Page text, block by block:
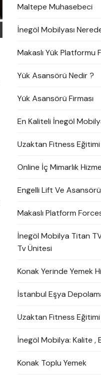
Maltepe Muhasebeci
İnegöl Mobilyası
Makaslı Yük Platformu
Yük Asansörü Nedir ?
Yük Asansörü Firması
En Kaliteli İnegöl
Uzaktan Fitness Eğitimi
Online İç Mimarlık
Engelli Lift Ve Asansörü
Makaslı Platform
İnegöl Mobilya Titan
Tv Ünitesi
Konak Yerinde Yemek
İstanbul Eşya
Uzaktan Fitness
İnegöl Mobilya: Kalite ,
Konak Toplu Yemek